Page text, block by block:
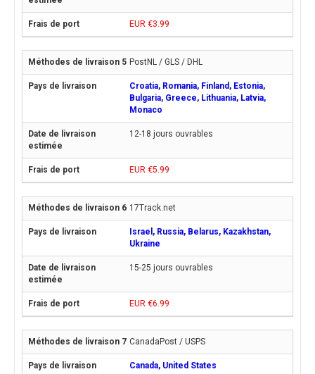
EUR €3.99
PostNL / GLS / DHL
Croatia, Romania, Finland, Estonia,
Bulgaria, Greece, Lithuania, Latvia,
Monaco
12-18 jours ouvrables
EUR €5.99
17Track.net
Israel, Russia, Belarus, Kazakhstan,
Ukraine
15-25 jours ouvrables
EUR €6.99
CanadaPost / USPS
Canada, United States